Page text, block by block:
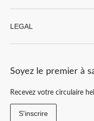
LEGAL
Soyez le premier à
Recevez votre circulaire
S'inscrire